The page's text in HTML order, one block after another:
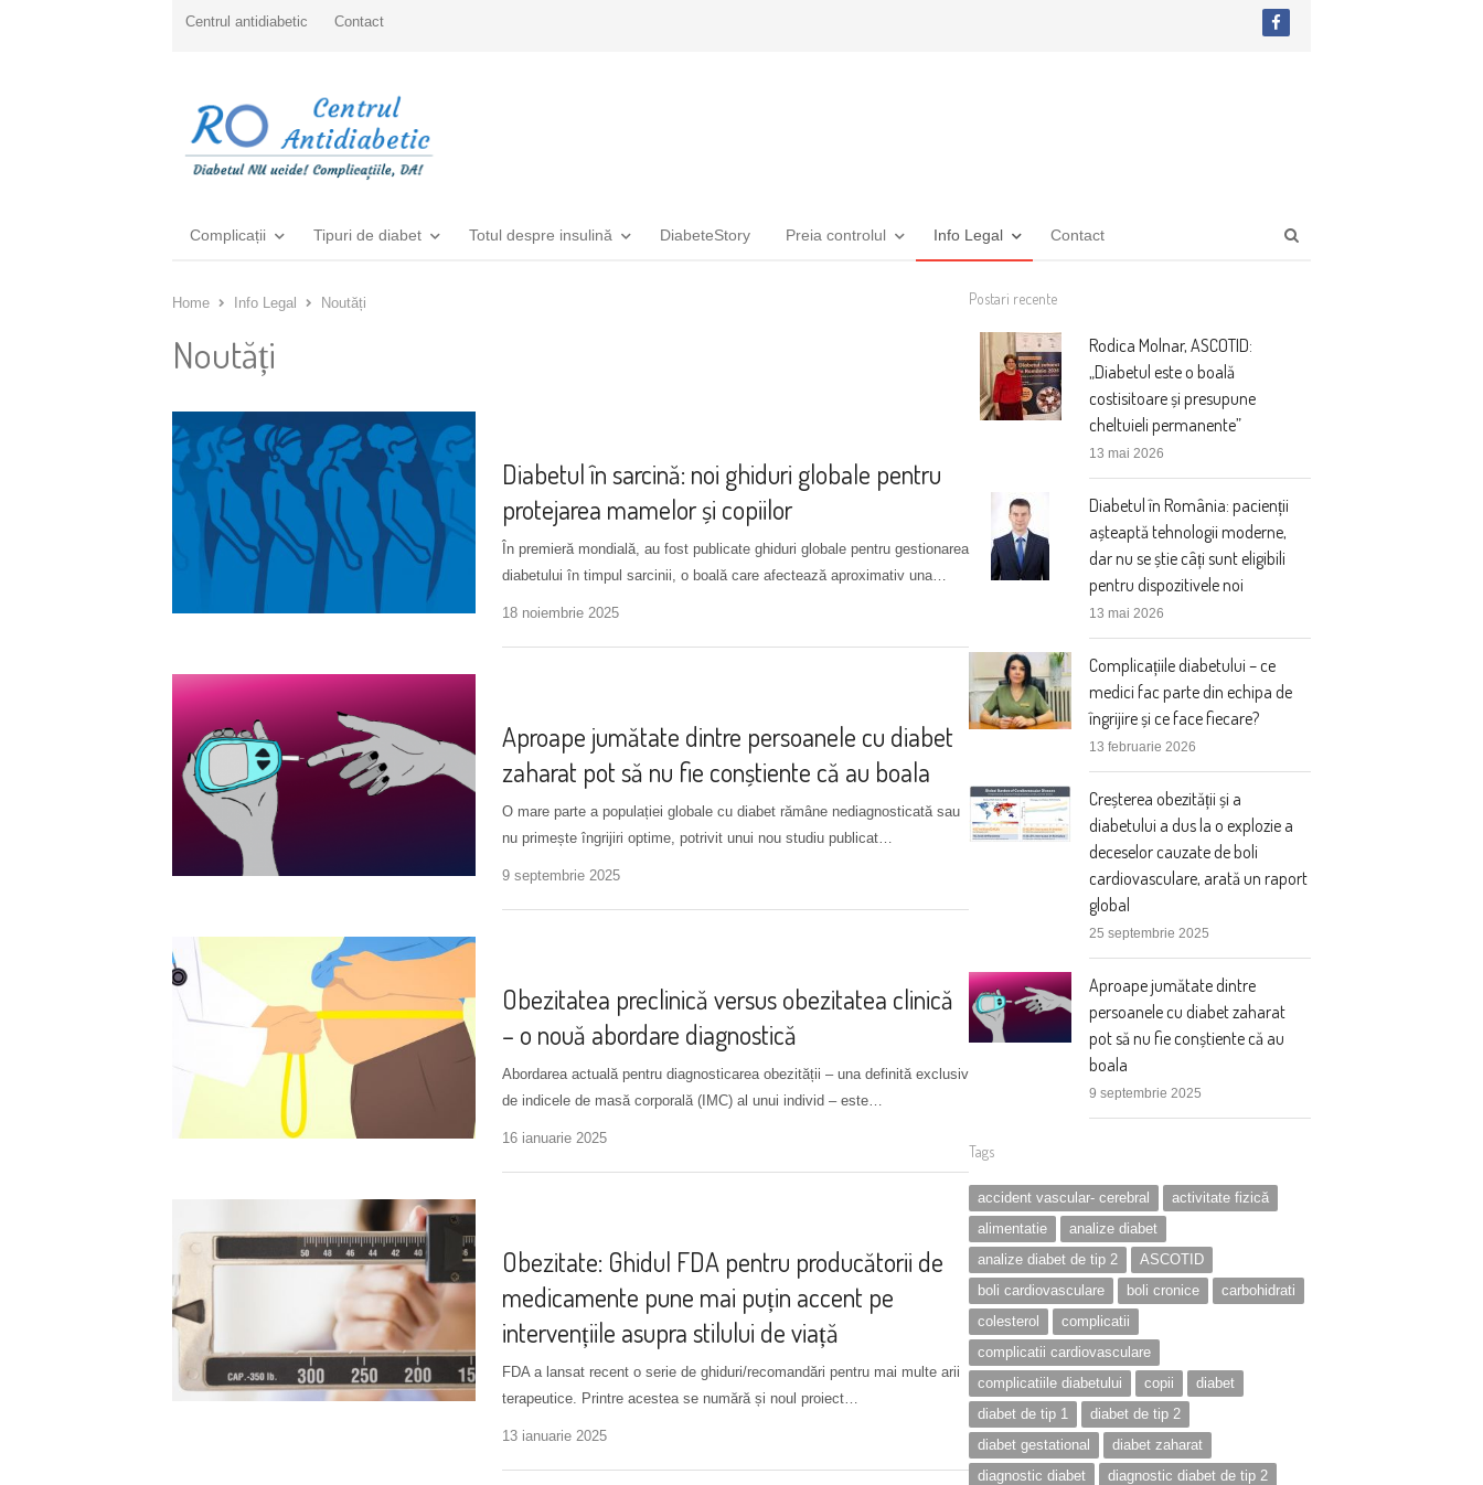
Centrul antidiabetic Contact
Complicații Tipuri de diabet Totul despre insulină DiabeteStory Preia controlul Info Legal Contact
Home
Info Legal Noutăți
Noutăți
Diabetul în sarcină: noi ghiduri globale pentru
protejarea mamelor și copiilor
În premieră mondială, au fost publicate ghiduri globale pentru gestionarea
diabetului în timpul sarcinii, o boală care afectează aproximativ una…
18 noiembrie 2025
Aproape jumătate dintre persoanele cu diabet
zaharat pot să nu fie conștiente că au boala
O mare parte a populației globale cu diabet rămâne nediagnosticată sau
nu primește îngrijiri optime, potrivit unui nou studiu publicat…
9 septembrie 2025
Obezitatea preclinică versus obezitatea clinică
– o nouă abordare diagnostică
Abordarea actuală pentru diagnosticarea obezității – una definită exclusiv
de indicele de masă corporală (IMC) al unui individ – este…
16 ianuarie 2025
Obezitate: Ghidul FDA pentru producătorii de
medicamente pune mai puțin accent pe
intervențiile asupra stilului de viață
FDA a lansat recent o serie de ghiduri/recomandări pentru mai multe arii
terapeutice. Printre acestea se numără și noul proiect…
13 ianuarie 2025
Postari recente
Rodica Molnar, ASCOTID:
„Diabetul este o boală
costisitoare și presupune
cheltuieli permanente”
13 mai 2026
Diabetul în România: pacienții
așteaptă tehnologii moderne,
dar nu se știe câți sunt eligibili
pentru dispozitivele noi
13 mai 2026
Complicațiile diabetului – ce
medici fac parte din echipa de
îngrijire și ce face fiecare?
13 februarie 2026
Creșterea obezității și a
diabetului a dus la o explozie a
deceselor cauzate de boli
cardiovasculare, arată un raport
global
25 septembrie 2025
Aproape jumătate dintre
persoanele cu diabet zaharat
pot să nu fie conștiente că au
boala
9 septembrie 2025
Tags
accident vascular- cerebral
activitate fizică
alimentatie
analize diabet
analize diabet de tip 2
ASCOTID
boli cardiovasculare
boli cronice
carbohidrati
colesterol
complicatii
complicatii cardiovasculare
complicatiile diabetului
copii
diabet
diabet de tip 1
diabet de tip 2
diabet gestational
diabet zaharat
diagnostic diabet
diagnostic diabet de tip 2